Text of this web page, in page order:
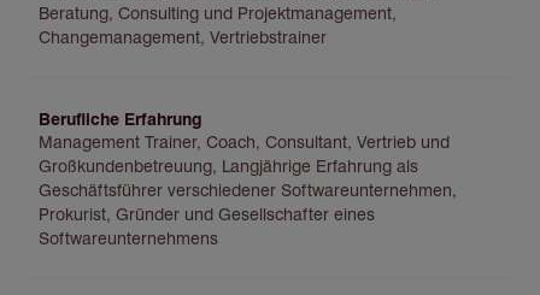
Beratung, Consulting und Projektmanagement,
Changemanagement, Vertriebstrainer
Berufliche Erfahrung
Management Trainer, Coach, Consultant, Vertrieb und
Großkundenbetreuung, Langjährige Erfahrung als
Geschäftsführer verschiedener Softwareunternehmen,
Prokurist, Gründer und Gesellschafter eines
Softwareunternehmens